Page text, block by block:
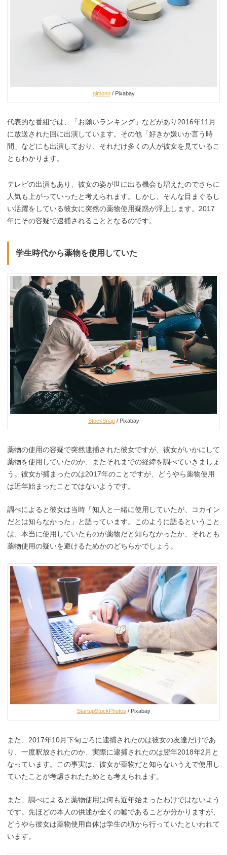
qimono/ Pixabay
代表的な番組では、「お願いランキング」などがあり2016年11月
に放送された回に出演しています。その他「好きか嫌いか言う時
間」などにも出演しており、それだけ多くの人が彼女を見ているこ
ともわかります。
テレビの出演もあり、彼女の姿が世に出る機会も増えたのでさらに
人気も上がっていったと考えられます。しかし、そんな目まぐるし
い活躍をしている彼女に突然の薬物使用疑惑が浮上します。2017
年にその容疑で逮捕されることとなるのです。
学生時代から薬物を使用していた
StockSnap/ Pixabay
薬物の使用の容疑で突然逮捕された彼女ですが、彼女がいかにして
薬物を使用していたのか、またそれまでの経緯を調べていきましょ
う。彼女が捕まったのは2017年のことですが、どうやら薬物使用
は近年始まったことではないようです。
調べによると彼女は当時「知人と一緒に使用していたが、コカイン
だとは知らなかった」と語っています。このように語るということ
は、本当に使用していたものが薬物だと知らなかったか、それとも
薬物使用の疑いを避けるためかのどちらかでしょう。
StartupStockPhotos / Pixabay
また、2017年10月下旬ごろに逮捕されたのは彼女の友達だけであ
り、一度釈放されたのか、実際に逮捕されたのは翌年2018年2月と
なっています。この事実は、彼女が薬物だと知らないうえで使用し
ていたことが考慮されたためとも考えられます。
また、調べによると薬物使用は何も近年始まったわけではないよう
です。先ほどの本人の供述が全くの嘘であることが分かりますが、
どうやら彼女は薬物使用自体は学生の頃から行っていたといわれて
います。